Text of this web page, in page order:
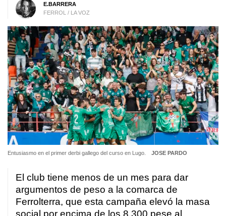
E.BARRERA
FERROL / LA VOZ
Entusiasmo en el primer derbi gallego del curso en Lugo. JOSE PARDO
El club tiene menos de un mes para dar
argumentos de peso a la comarca de
Ferrolterra, que esta campaña elevó la masa
social por encima de los 8.300 pese al